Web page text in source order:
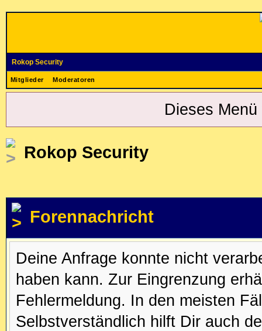
Rokop Security
Mitglieder Moderatoren
Dieses
Rokop Security
Forennachricht
Deine Anfrage konnte nicht
haben kann. Zur Eingrenzung
Fehlermeldung. In den meisten
Selbstverständlich hilft Dir auch